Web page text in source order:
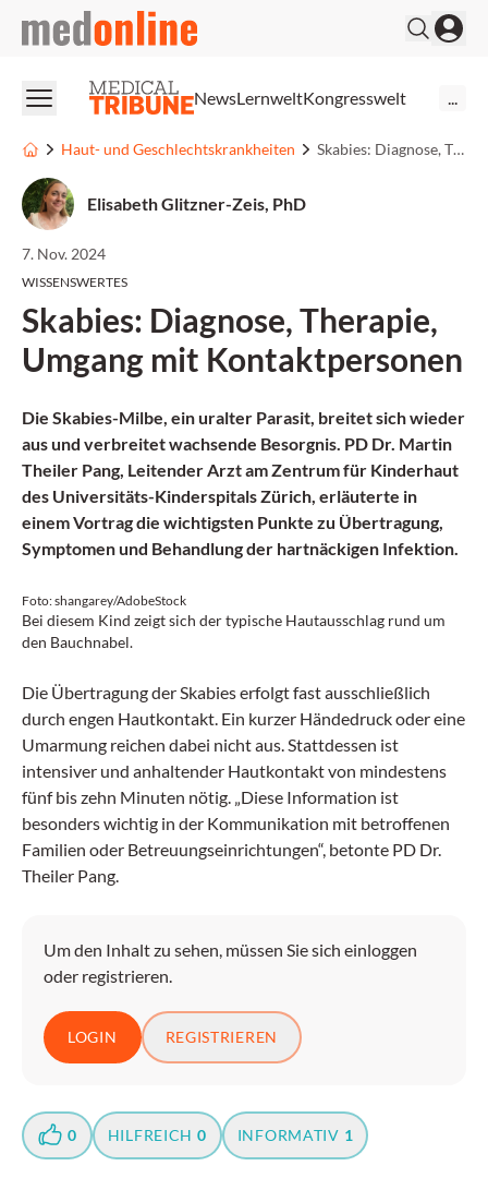
medonline
NewsLernweltKongresswelt
Haut- und Geschlechtskrankheiten Skabies: Diagnose, Therapie, Umgang mit Kontaktpersonen
Elisabeth Glitzner-Zeis, PhD
7. Nov. 2024
WISSENSWERTES
Skabies: Diagnose, Therapie,
Umgang mit Kontaktpersonen
Die Skabies-Milbe, ein uralter Parasit, breitet sich wieder
aus und verbreitet wachsende Besorgnis. PD Dr. Martin
Theiler Pang, Leitender Arzt am Zentrum für Kinderhaut
des Universitäts-Kinderspitals Zürich, erläuterte in
einem Vortrag die wichtigsten Punkte zu Übertragung,
Symptomen und Behandlung der hartnäckigen Infektion.
Foto: shangarey/AdobeStock
Bei diesem Kind zeigt sich der typische Haut­ausschlag rund um
den Bauchnabel.
Die Übertragung der Skabies erfolgt fast ausschließlich
durch engen Hautkontakt. Ein kurzer Händedruck oder eine
Umarmung reichen dabei nicht aus. Stattdessen ist
intensiver und anhaltender Hautkontakt von mindestens
fünf bis zehn Minuten nötig. „Diese Information ist
besonders wichtig in der Kommunikation mit betroffenen
Familien oder Betreuungseinrichtungen“, betonte PD Dr.
Theiler Pang.
Um den Inhalt zu sehen, müssen Sie sich einloggen
oder registrieren.
LOGIN REGISTRIEREN
0 HILFREICH 0 INFORMATIV 1